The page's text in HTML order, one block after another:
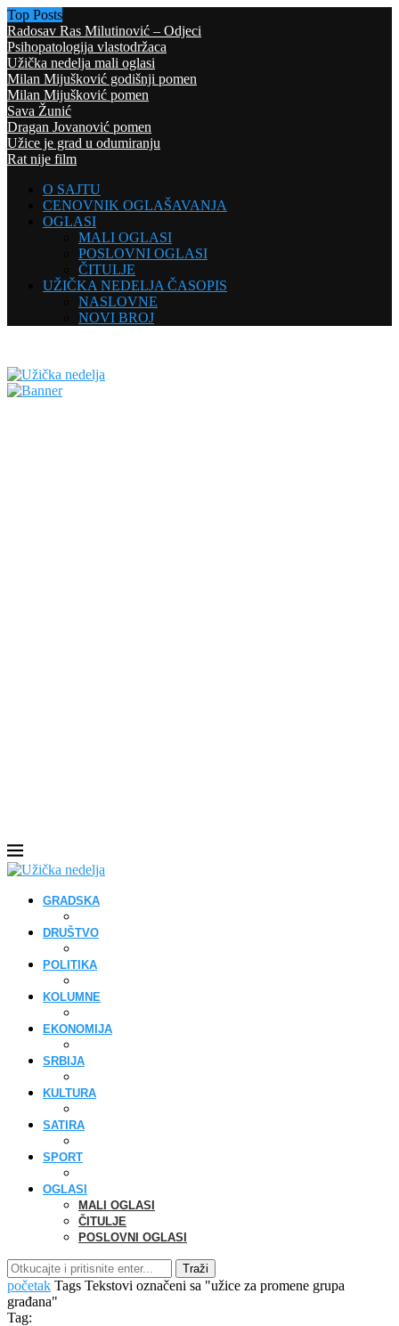
Top Posts
Radosav Ras Milutinović – Odjeci
Psihopatologija vlastodržaca
Užička nedelja mali oglasi
Milan Mijušković godišnji pomen
Milan Mijušković pomen
Sava Žunić
Dragan Jovanović pomen
Užice je grad u odumiranju
Rat nije film
O SAJTU
CENOVNIK OGLAŠAVANJA
OGLASI
MALI OGLASI
POSLOVNI OGLASI
ČITULJE
UŽIČKA NEDELJA ČASOPIS
NASLOVNE
NOVI BROJ
GRADSKA
DRUŠTVO
POLITIKA
KOLUMNE
EKONOMIJA
SRBIJA
KULTURA
SATIRA
SPORT
OGLASI
MALI OGLASI
ČITULJE
POSLOVNI OGLASI
Traži
početak Tags Tekstovi označeni sa "užice za promene grupa
građana"
Tag: